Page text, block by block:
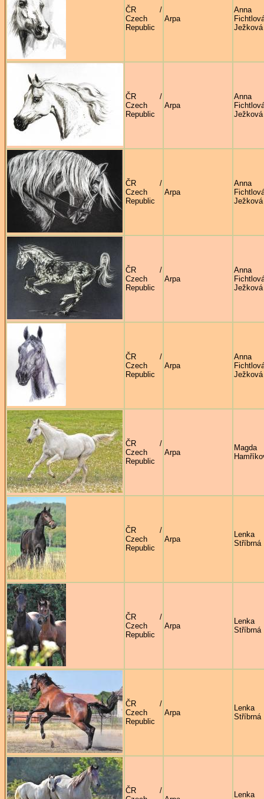
ČR /
Czech
Republic
Arpa
Anna
Ježková
ČR /
Czech
Republic
Arpa
Anna
Ježková
ČR /
Czech
Republic
Arpa
Anna
Ježková
ČR /
Czech
Republic
Arpa
Anna
Ježková
ČR /
Czech
Republic
Arpa
Anna
Ježková
ČR /
Czech
Republic
Arpa
Magda
ČR /
Czech
Republic
Arpa
Lenka
Stříbrná
ČR /
Czech
Republic
Arpa
Lenka
Stříbrná
ČR /
Czech
Republic
Arpa
Lenka
Stříbrná
ČR /
Lenka